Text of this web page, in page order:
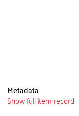
Metadata
Show full item record